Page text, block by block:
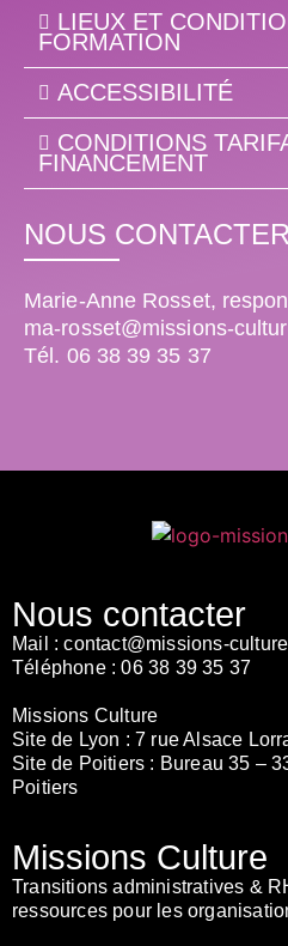
LIEUX ET
FORMATION
ACCESSIBILITÉ
CONDITIONS
FINANCEMENT
NOUS CONTACTER
Marie-Anne Rosset,
ma-rosset@missions-
Tél. 06 38 39 35 37
Nous contacter
Mail : contact@missions-
Téléphone : 06 38 39 35 37
Missions Culture
Site de Lyon : 7 rue Alsace
Site de Poitiers : Bureau 35 –
Poitiers
Missions Culture
Transitions administratives &
ressources pour les